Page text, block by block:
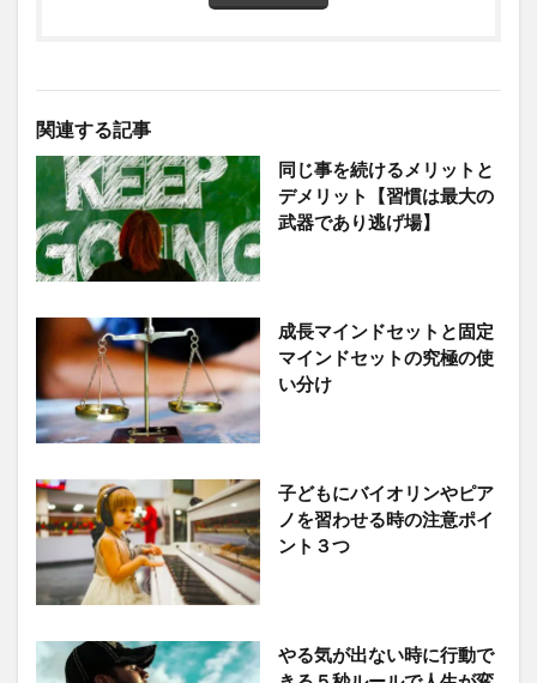
関連する記事
同じ事を続けるメリットと
デメリット【習慣は最大の
武器であり逃げ場】
成長マインドセットと固定
マインドセットの究極の使
い分け
子どもにバイオリンやピア
ノを習わせる時の注意ポイ
ント３つ
やる気が出ない時に行動で